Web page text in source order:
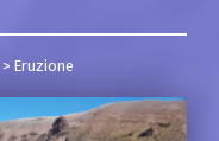
> Eruzione